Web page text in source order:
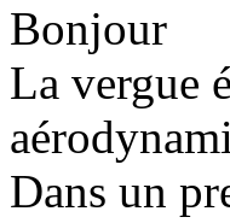
Bonjour
La vergue
Dans un